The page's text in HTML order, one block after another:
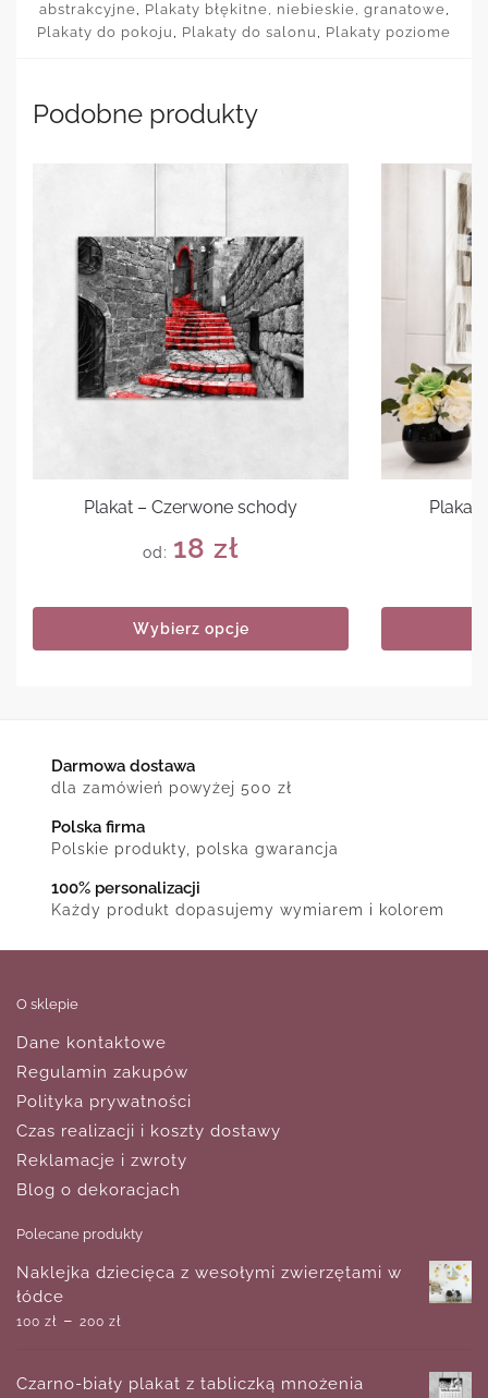
abstrakcyjne, Plakaty błękitne, niebieskie, granatowe,
Plakaty do pokoju , Plakaty do salonu , Plakaty poziome
Podobne produkty
Plakat – Czerwone schody
od: 18 zł
Wybierz opcje
Plakat
Darmowa dostawa
dla zamówień powyżej 500 zł
Polska firma
Polskie produkty, polska gwarancja
100% personalizacji
Każdy produkt dopasujemy wymiarem i kolorem
O sklepie
Dane kontaktowe
Regulamin zakupów
Polityka prywatności
Czas realizacji i koszty dostawy
Reklamacje i zwroty
Blog o dekoracjach
Polecane produkty
Naklejka dziecięca z wesołymi zwierzętami w
łódce
100 zł – 200 zł
Czarno-biały plakat z tabliczką mnożenia